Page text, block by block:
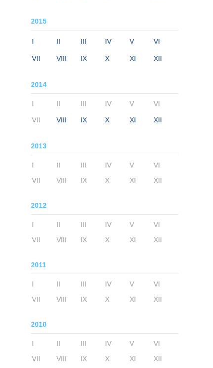
2015
I II III IV V VI
VII VIII IX X XI XII
2014
I II III IV V VI
VII VIII IX X XI XII
2013
I II III IV V
VI
VII
VIII IX X XI XII
2012
I II III IV V
VI
VII
VIII IX X XI XII
2011
I II III IV V
VI
VII
VIII IX X XI XII
2010
I II III IV V
VI
VII
VIII IX X XI XII